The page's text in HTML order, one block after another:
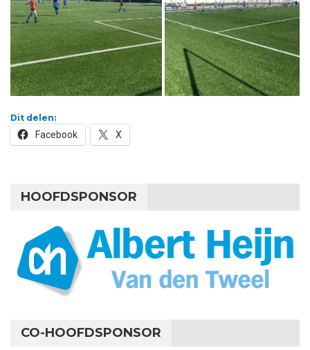
Dit delen:
Facebook X
HOOFDSPONSOR
CO-HOOFDSPONSOR